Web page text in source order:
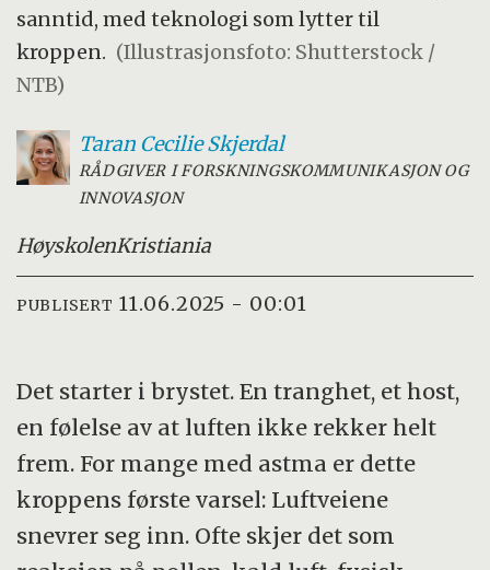
sanntid, med teknologi som lytter til
kroppen. (Illustrasjonsfoto: Shutterstock /
NTB)
Taran Cecilie Skjerdal
RÅDGIVER I FORSKNINGSKOMMUNIKASJON OG
INNOVASJON
HøyskolenKristiania
PUBLISERT 11.06.2025 - 00:01
Det starter i brystet. En tranghet, et host,
en følelse av at luften ikke rekker helt
frem. For mange med astma er dette
kroppens første varsel: Luftveiene
snevrer seg inn. Ofte skjer det som